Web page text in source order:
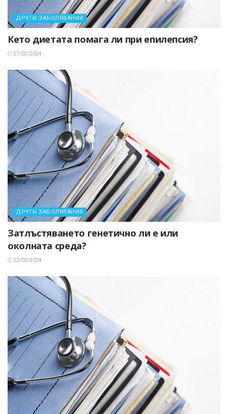
ДРУГИ ЗАБОЛЯВАНИЯ
Кето диетата помага ли при епилепсия?
27/02/2024
ДРУГИ ЗАБОЛЯВАНИЯ
Затлъстяването генетично ли е или
околната среда?
22/02/2024